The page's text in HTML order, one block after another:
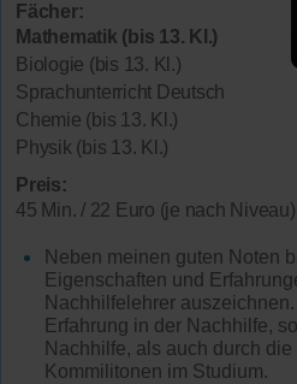
Fächer:
Mathematik (bis 13. Kl.)
Biologie (bis 13. Kl.)
Sprachunterricht Deutsch
Chemie (bis 13. Kl.)
Physik (bis 13. Kl.)
Preis:
45 Min. / 22 Euro (je nach Niveau)
Neben meinen guten Noten
Eigenschaften und
Nachhilfelehrer
Erfahrung in der Nachhilfe,
Nachhilfe, als auch durch
Kommilitonen im Studium.